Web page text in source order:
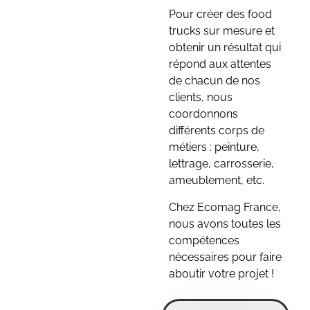
Pour créer des food
trucks sur mesure et
obtenir un résultat qui
répond aux attentes
de chacun de nos
clients, nous
coordonnons
différents corps de
métiers : peinture,
lettrage, carrosserie,
ameublement, etc.
Chez Ecomag France,
nous avons toutes les
compétences
nécessaires pour faire
aboutir votre projet !